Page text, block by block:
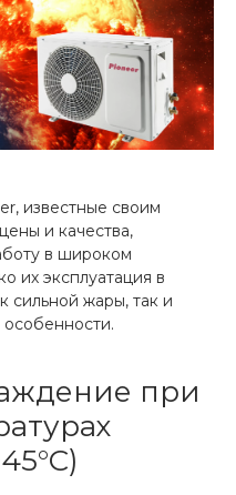
известные своим
и качества,
в широком
их эксплуатация в
сильной жары, так и
при